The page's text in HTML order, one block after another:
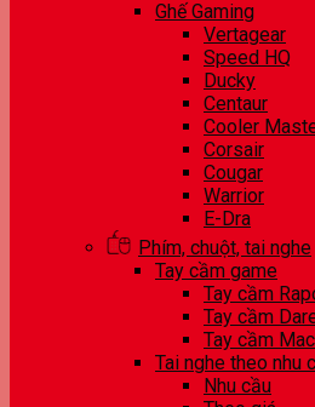
Ghế Gaming
Vertagear
Speed HQ
Ducky
Centaur
Cooler
Corsair
Cougar
Warrior
E-Dra
Phím, chuột, tai nghe
Tay cầm game
Tay cầm
Tay cầm
Tay cầm
Tai nghe theo nhu
Nhu cầu